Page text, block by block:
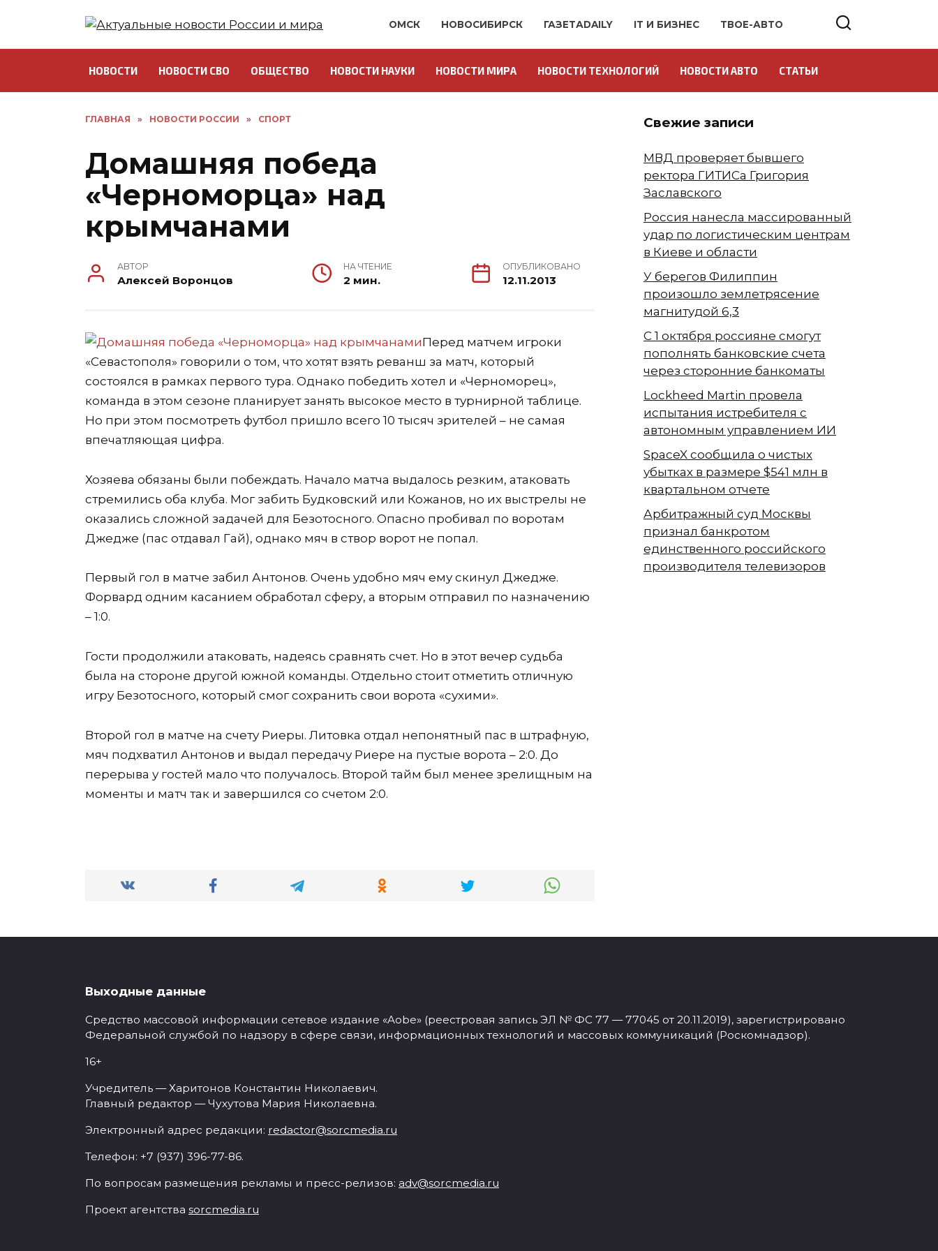
ОМСК НОВОСИБИРСК ГАЗЕТАDAILY IT И БИЗНЕС ТВОЕ-АВТО
НОВОСТИ НОВОСТИ СВО ОБЩЕСТВО НОВОСТИ НАУКИ НОВОСТИ МИРА НОВОСТИ ТЕХНОЛОГИЙ НОВОСТИ АВТО СТАТЬИ
ГЛАВНАЯ » НОВОСТИ РОССИИ » СПОРТ
Домашняя победа
«Черноморца» над
крымчанами
АВТОР
Алексей Воронцов
НА ЧТЕНИЕ
2 мин.
ОПУБЛИКОВАНО
12.11.2013
Перед матчем игроки
«Севастополя» говорили о том, что хотят взять реванш за матч, который
состоялся в рамках первого тура. Однако победить хотел и «Черноморец»,
команда в этом сезоне планирует занять высокое место в турнирной таблице.
Но при этом посмотреть футбол пришло всего 10 тысяч зрителей – не самая
впечатляющая цифра.
Хозяева обязаны были побеждать. Начало матча выдалось резким, атаковать
стремились оба клуба. Мог забить Будковский или Кожанов, но их выстрелы не
оказались сложной задачей для Безотосного. Опасно пробивал по воротам
Джедже (пас отдавал Гай), однако мяч в створ ворот не попал.
Первый гол в матче забил Антонов. Очень удобно мяч ему скинул Джедже.
Форвард одним касанием обработал сферу, а вторым отправил по назначению
– 1:0.
Гости продолжили атаковать, надеясь сравнять счет. Но в этот вечер судьба
была на стороне другой южной команды. Отдельно стоит отметить отличную
игру Безотосного, который смог сохранить свои ворота «сухими».
Второй гол в матче на счету Риеры. Литовка отдал непонятный пас в штрафную,
мяч подхватил Антонов и выдал передачу Риере на пустые ворота – 2:0. До
перерыва у гостей мало что получалось. Второй тайм был менее зрелищным на
моменты и матч так и завершился со счетом 2:0.
Свежие записи
МВД проверяет бывшего
ректора ГИТИСа Григория
Заславского
Россия нанесла массированный
удар по логистическим центрам
в Киеве и области
У берегов Филиппин
произошло землетрясение
магнитудой 6,3
С 1 октября россияне смогут
пополнять банковские счета
через сторонние банкоматы
Lockheed Martin провела
испытания истребителя с
автономным управлением ИИ
SpaceX сообщила о чистых
убытках в размере $541 млн в
квартальном отчете
Арбитражный суд Москвы
признал банкротом
единственного российского
производителя телевизоров
Выходные данные
Средство массовой информации сетевое издание «Aobe» (реестровая запись ЭЛ № ФС 77 — 77045 от 20.11.2019), зарегистрировано
Федеральной службой по надзору в сфере связи, информационных технологий и массовых коммуникаций (Роскомнадзор).
16+
Учредитель — Харитонов Константин Николаевич.
Главный редактор — Чухутова Мария Николаевна.
Электронный адрес редакции: redactor@sorcmedia.ru
Телефон: +7 (937) 396-77-86.
По вопросам размещения рекламы и пресс-релизов: adv@sorcmedia.ru
Проект агентства sorcmedia.ru